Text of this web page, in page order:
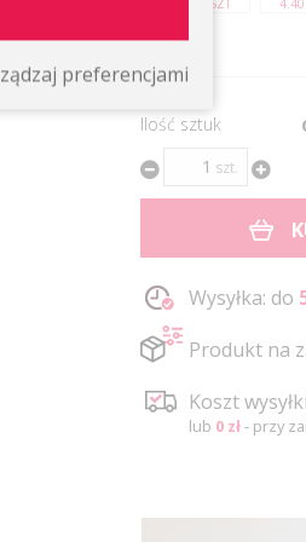
4.40 ZŁ/SZT
Ilość sztuk
szt.
Wysyłka: do
Produkt na
Koszt
lub 0 zł- przy
preferencjami